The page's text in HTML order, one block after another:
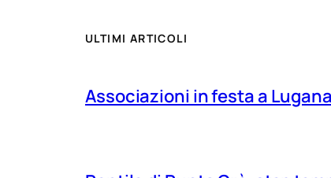
ULTIMI ARTICOLI
Associazioni in festa a